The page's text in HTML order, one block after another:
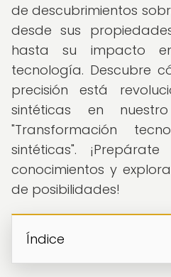
de descubrimientos
desde sus
hasta su impacto
tecnología. Descubre
precisión está
sintéticas en
"Transformación
sintéticas".
conocimientos y
de posibilidades!
Índice